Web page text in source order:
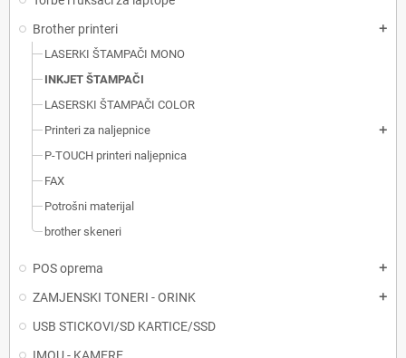
Brother printeri
add
LASERKI ŠTAMPAČI MONO
INKJET ŠTAMPAČI
LASERSKI ŠTAMPAČI COLOR
Printeri za naljepnice
add
P-TOUCH printeri naljepnica
FAX
Potrošni materijal
brother skeneri
POS oprema add
ZAMJENSKI TONERI - ORINK add
USB STICKOVI/SD KARTICE/SSD